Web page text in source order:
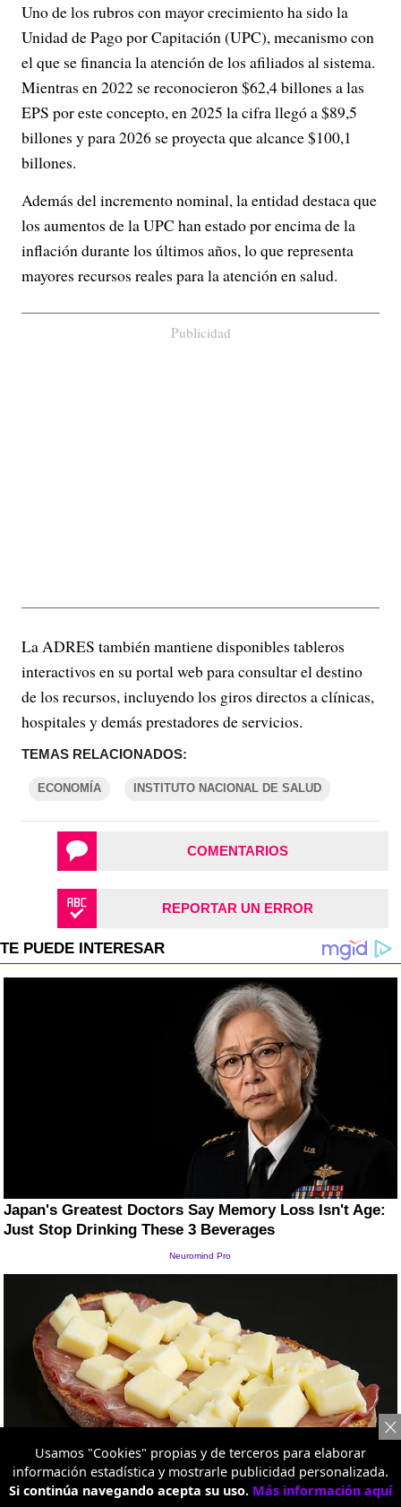
Uno de los rubros con mayor crecimiento ha sido la
Unidad de Pago por Capitación (UPC), mecanismo con
el que se financia la atención de los afiliados al sistema.
Mientras en 2022 se reconocieron $62,4 billones a las
EPS por este concepto, en 2025 la cifra llegó a $89,5
billones y para 2026 se proyecta que alcance $100,1
billones.
Además del incremento nominal, la entidad destaca que
los aumentos de la UPC han estado por encima de la
inflación durante los últimos años, lo que representa
mayores recursos reales para la atención en salud.
Publicidad
La ADRES también mantiene disponibles tableros
interactivos en su portal web para consultar el destino
de los recursos, incluyendo los giros directos a clínicas,
hospitales y demás prestadores de servicios.
TEMAS RELACIONADOS:
ECONOMÍA INSTITUTO NACIONAL DE SALUD
COMENTARIOS
REPORTAR UN ERROR
Usamos "Cookies" propias y de terceros para elaborar
información estadística y mostrarle publicidad personalizada.
Si continúa navegando acepta su uso. Más información aquí